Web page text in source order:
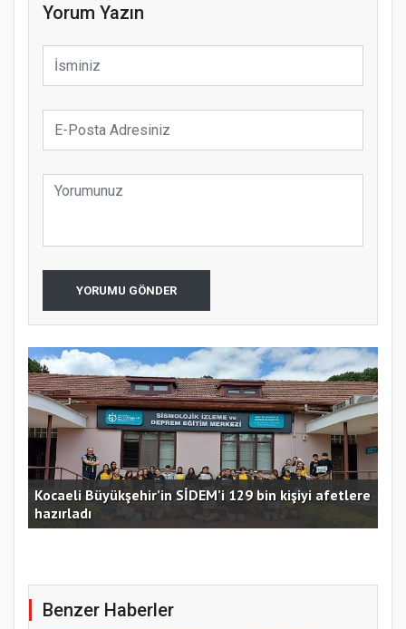
Yorum Yazın
YORUMU GÖNDER
Kocaeli Büyükşehir’in SİDEM’i 129 bin kişiyi afetlere
hazırladı
Benzer Haberler